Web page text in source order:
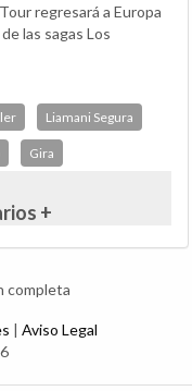
regresará a Europa
las sagas Los
Liamani Segura
Gira
+
completa
| Aviso Legal